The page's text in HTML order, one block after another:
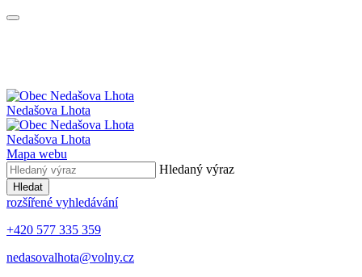
Nedašova Lhota
Nedašova Lhota
Mapa webu
Hledaný výraz
Hledat
rozšířené vyhledávání
+420 577 335 359
nedasovalhota@volny.cz